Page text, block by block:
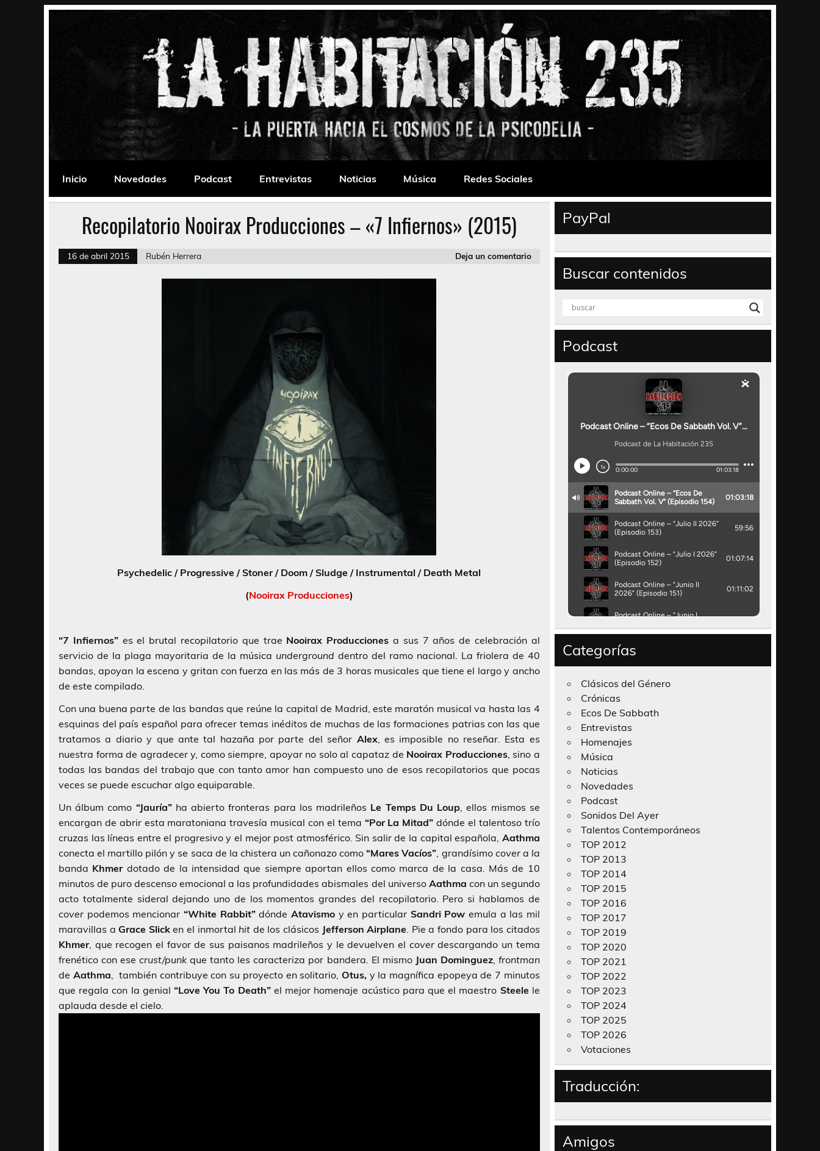
La Habitación 235
Inicio
Novedades Podcast Entrevistas Noticias Música Redes Sociales
Recopilatorio Nooirax Producciones – «7 Infiernos» (2015)
16 de abril 2015 Rubén Herrera Deja un comentario
Psychedelic / Progressive / Stoner / Doom / Sludge / Instrumental / Death Metal
(Nooirax Producciones)
“7 Infiernos”es el brutal recopilatorio que trae Nooirax Producciones a sus 7 años de celebración al
servicio de la plaga mayoritaria de la música underground dentro del ramo nacional. La friolera de 40
bandas, apoyan la escena y gritan con fuerza en las más de 3 horas musicales que tiene el largo y ancho
de este compilado.
Con una buena parte de las bandas que reúne la capital de Madrid, este maratón musical va hasta las 4
esquinas del país español para ofrecer temas inéditos de muchas de las formaciones patrias con las que
tratamos a diario y que ante tal hazaña por parte del señor Alex, es imposible no reseñar. Esta es
nuestra forma de agradecer y, como siempre, apoyar no solo al capataz de Nooirax Producciones, sino a
todas las bandas del trabajo que con tanto amor han compuesto uno de esos recopilatorios que pocas
veces se puede escuchar algo equiparable.
Un álbum como “Jauría”ha abierto fronteras para los madrileños Le Temps Du Loup, ellos mismos se
encargan de abrir esta maratoniana travesía musical con el tema “Por La Mitad” dónde el talentoso trío
cruzas las líneas entre el progresivo y el mejor post atmosférico. Sin salir de la capital española, Aathma
conecta el martillo pilón y se saca de la chistera un cañonazo como“Mares Vacíos”, grandísimo covera la
banda Khmerdotado de la intensidad que siempre aportan ellos como marca de la casa. Más de 10
minutos de puro descenso emocional a las profundidades abismales del universo Aathma con un segundo
acto totalmente sideral dejando uno de los momentos grandes del recopilatorio. Pero si hablamos de
cover podemos mencionar “White Rabbit”dónde Atavismoy en particular Sandri Pow emula a las mil
maravillas aGrace Slicken el inmortal hit de los clásicos Jefferson Airplane. Pie a fondo para los citados
Khmer, que recogen el favor de sus paisanos madrileños y le devuelven el coverdescargando un tema
frenético con esecrust/punk que tanto les caracteriza por bandera. El mismo Juan Dominguez, frontman
de Aathma, también contribuye con su proyecto en solitario, Otus,y la magnífica epopeya de 7 minutos
que regala con la genial“Love You To Death” el mejor homenaje acústico para que el maestro Steele le
aplauda desde el cielo.
PayPal
Buscar contenidos
Podcast
Categorías
Clásicos del Género
Crónicas
Ecos De Sabbath
Entrevistas
Homenajes
Música
Noticias
Novedades
Podcast
Sonidos Del Ayer
Talentos Contemporáneos
TOP 2012
TOP 2013
TOP 2014
TOP 2015
TOP 2016
TOP 2017
TOP 2019
TOP 2020
TOP 2021
TOP 2022
TOP 2023
TOP 2024
TOP 2025
TOP 2026
Votaciones
Traducción:
Amigos